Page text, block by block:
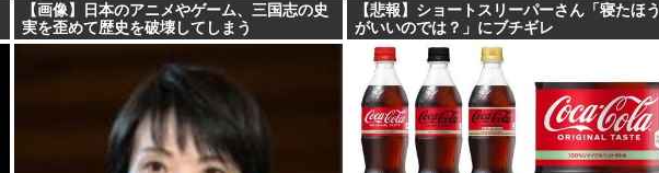
【画像】日本のアニメやゲーム、三国志の史
実を歪めて歴史を破壊してしまう
【悲報】ショートスリーパーさん「寝たほう
がいいのでは？」にブチギレ